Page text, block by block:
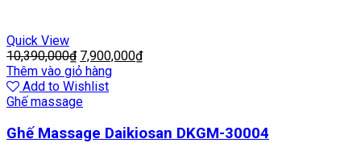
Quick View
10,390,000₫ 7,900,000₫
Thêm vào giỏ hàng
Add to Wishlist
Ghế massage
Ghế Massage Daikiosan DKGM-30004